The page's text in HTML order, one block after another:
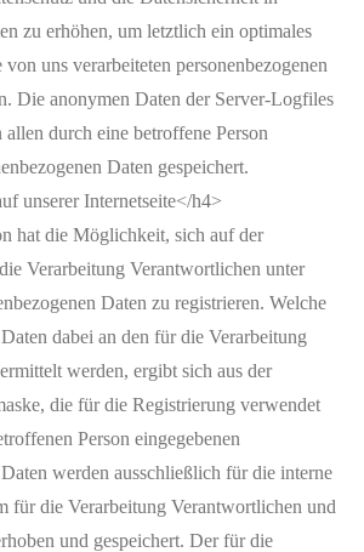
zu erhöhen, um letztlich ein optimales
uns verarbeiteten personenbezogenen
Die anonymen Daten der Server-Logfiles
durch eine betroffene Person
Daten gespeichert.
unserer Internetseite</h4>
hat die Möglichkeit, sich auf der
Verarbeitung Verantwortlichen unter
Daten zu registrieren. Welche
dabei an den für die Verarbeitung
werden, ergibt sich aus der
die für die Registrierung verwendet
Person eingegebenen
werden ausschließlich für die interne
für die Verarbeitung Verantwortlichen und
und gespeichert. Der für die